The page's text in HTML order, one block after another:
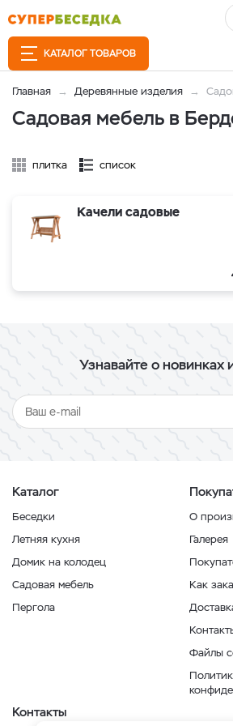
КАТАЛОГ ТОВАРОВ
Главная Деревянные изделия
Садовая мебель в
плитка список
Качели садовые
Узнавайте о новинках
Каталог
Беседки
Летняя кухня
Домик на колодец
Садовая мебель
Пергола
О
Галерея
Как
Файлы
Контакты